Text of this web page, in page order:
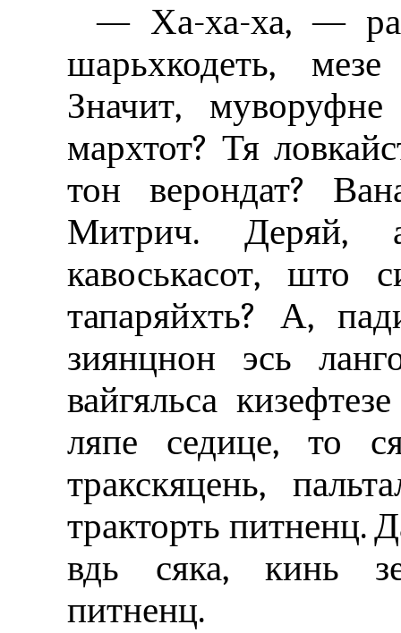
— Ха-ха-ха‚ —
шарьхкодеть,
Значит,
мархтот? Тя
тон верондат?
Митрич. Деряй,
кавоськасот, што
тапаряйхть? А,
зиянцнон эсь
вайгяльса
ляпе седице, то
тракскяцень,
тракторть питненц.
вдь сяка, кинь
питненц.